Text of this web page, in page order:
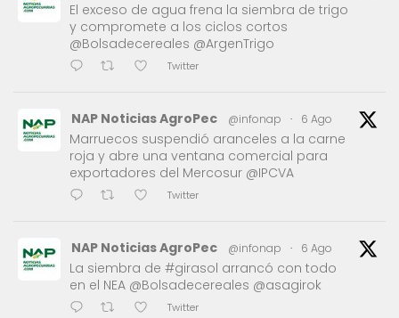
El exceso de agua frena la siembra de trigo
y compromete a los ciclos cortos
@Bolsadecereales @ArgenTrigo
Twitter
NAP Noticias AgroPec @infonap · 6 Ago
Marruecos suspendió aranceles a la carne
roja y abre una ventana comercial para
exportadores del Mercosur @IPCVA
Twitter
NAP Noticias AgroPec @infonap · 6 Ago
La siembra de #girasol arrancó con todo
en el NEA @Bolsadecereales @asagirok
Twitter